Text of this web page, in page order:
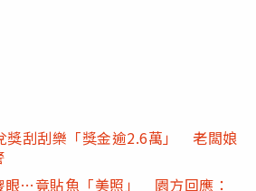
獎刮刮樂「獎金逾2.6萬」 老闆娘
眼…竟貼魚「美照」 園方回應：